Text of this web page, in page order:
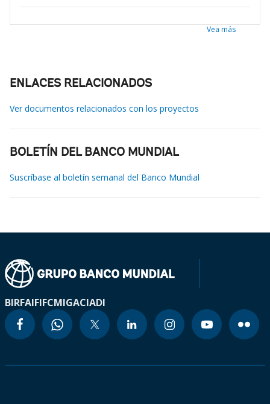
Vea más
ENLACES RELACIONADOS
Ver documentos relacionados con los proyectos
BOLETÍN DEL BANCO MUNDIAL
Suscríbase al boletín semanal del Banco Mundial
BIRFAIFIFCMIGACIADI